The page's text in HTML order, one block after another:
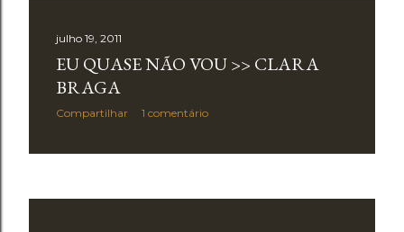
julho 19, 2011
EU QUASE NÃO VOU >> CLARA
BRAGA
Compartilhar 1 comentário